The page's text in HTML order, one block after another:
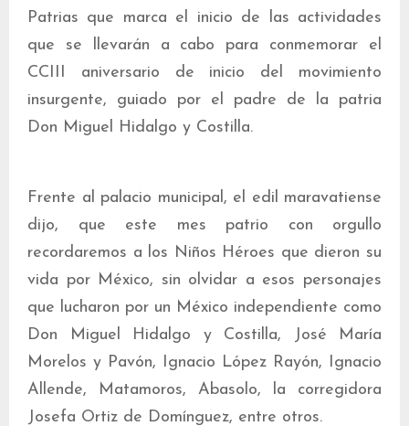
Patrias que marca el inicio de las actividades
que se llevarán a cabo para conmemorar el
CCIII aniversario de inicio del movimiento
insurgente, guiado por el padre de la patria
Don Miguel Hidalgo y Costilla.
Frente al palacio municipal, el edil maravatiense
dijo, que este mes patrio con orgullo
recordaremos a los Niños Héroes que dieron su
vida por México, sin olvidar a esos personajes
que lucharon por un México independiente como
Don Miguel Hidalgo y Costilla, José María
Morelos y Pavón, Ignacio López Rayón, Ignacio
Allende, Matamoros, Abasolo, la corregidora
Josefa Ortiz de Domínguez, entre otros.